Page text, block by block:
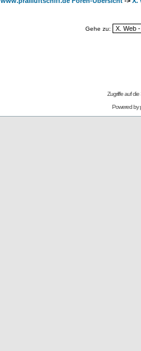
Gehe zu:
Zugriffe auf
Powered by